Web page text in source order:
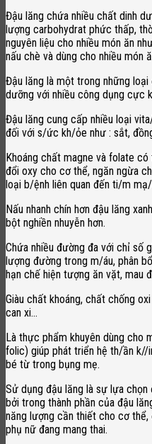
Đậu lăng chứa nhiều chất dinh
lượng carbohydrat phức thấp,
nguyên liệu cho nhiều món ăn
nấu chè và dùng cho nhiều món
Đậu lăng là một trong những
dưỡng với nhiều công dụng
Đậu lăng cung cấp nhiều loại
đối với s/ức kh/ỏe như : sắt,
Khoáng chất magne và folate
đổi oxy cho cơ thể, ngăn ngừa
loại b/ệnh liên quan đến ti/m
Nấu nhanh chín hơn đậu lăng
bột nghiền nhuyễn hơn.
Chứa nhiều đường đa với chỉ số
lượng đường trong m/áu, phân
hạn chế hiện tượng ăn vặt, mau
Giàu chất khoáng, chất chống
can xi…
Là thực phẩm khuyên dùng cho
folic) giúp phát triển hệ th/ần
bé từ trong bụng mẹ.
Sử dụng đậu lăng là sự lựa
bởi trong thành phần của đậu
năng lượng cần thiết cho cơ
phụ nữ đang mang thai.